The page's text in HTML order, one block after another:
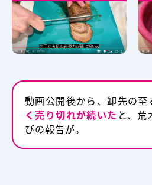
動画公開後から、卸先の⾄
く売り切れが続いた と、
びの報告が。